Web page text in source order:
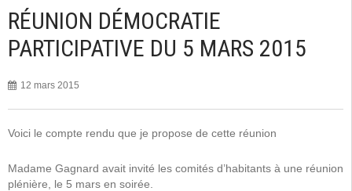
RÉUNION DÉMOCRATIE
PARTICIPATIVE DU 5 MARS 2015
12 mars 2015
Voici le compte rendu que je propose de cette réunion
Madame Gagnard avait invité les comités d’habitants à une réunion
plénière, le 5 mars en soirée.